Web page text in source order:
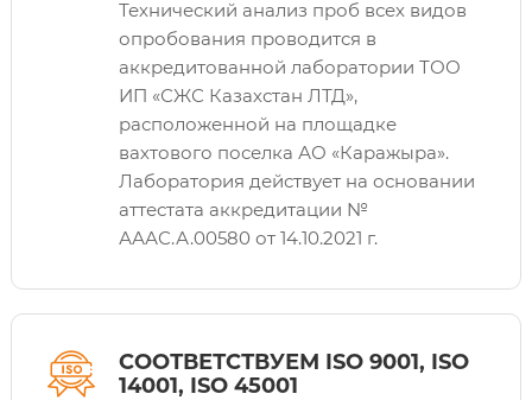
Технический анализ проб всех видов
опробования проводится в
аккредитованной лаборатории ТОО
ИП «СЖС Казахстан ЛТД»,
расположенной на площадке
вахтового поселка АО «Каражыра».
Лаборатория действует на основании
аттестата аккредитации №
АААС.А.00580 от 14.10.2021 г.
СООТВЕТСТВУЕМ ISO 9001, ISO
14001, ISO 45001